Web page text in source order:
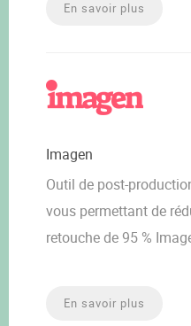
En savoir plus
Imagen
Outil de post-
vous permettant de
retouche de 95 %
En savoir plus